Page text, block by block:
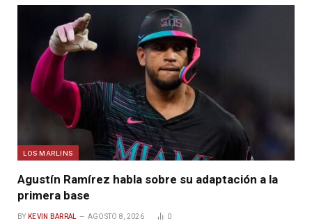
LOS MARLINS
Agustín Ramírez habla sobre su adaptación a la
primera base
BY KEVIN BARRAL AGOSTO 8, 2026 0